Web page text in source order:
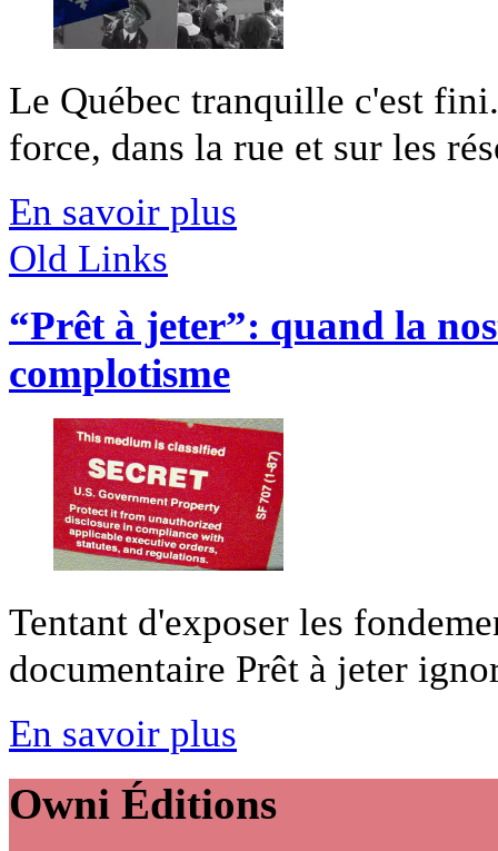
Le Québec tranquille c'est
force, dans la rue et sur les
En savoir plus
Old Links
“Prêt à jeter”: quand la
complotisme
Tentant d'exposer les
documentaire Prêt à jeter
En savoir plus
Owni Éditions